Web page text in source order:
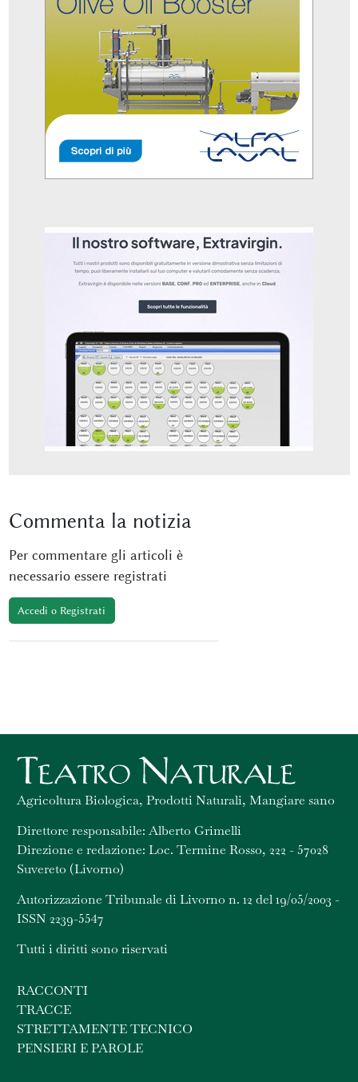
Commenta la notizia
Per commentare gli articoli è
necessario essere registrati
Accedi o Registrati
Agricoltura Biologica, Prodotti Naturali, Mangiare sano
Direttore responsabile: Alberto Grimelli
Direzione e redazione: Loc. Termine Rosso, 222 - 57028
Suvereto (Livorno)
Autorizzazione Tribunale di Livorno n. 12 del 19/05/2003 -
ISSN 2239-5547
Tutti i diritti sono riservati
RACCONTI
TRACCE
STRETTAMENTE TECNICO
PENSIERI E PAROLE